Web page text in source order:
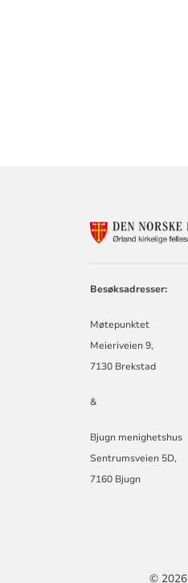
Besøksadresser:
Møtepunktet
Meieriveien 9,
7130 Brekstad
&
Bjugn menighetshus
Sentrumsveien 5D,
7160 Bjugn
© 2026